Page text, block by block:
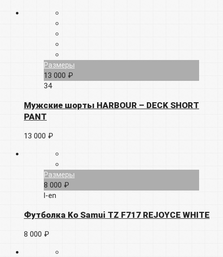
Размеры
13 000 ₽
34
Мужские шорты HARBOUR – DECK SHORT
PANT
13 000 ₽
Размеры
8 000 ₽
l-en
Футболка Ko Samui TZ F717 REJOYCE WHITE
8 000 ₽